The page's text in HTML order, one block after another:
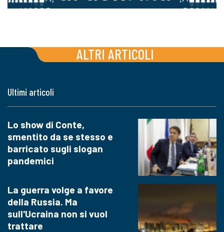
ALTRI ARTICOLI
Ultimi articoli
Lo show di Conte,
smentito da se stesso e
barricato sugli slogan
pandemici
La guerra volge a favore
della Russia. Ma
sull'Ucraina non si vuol
trattare